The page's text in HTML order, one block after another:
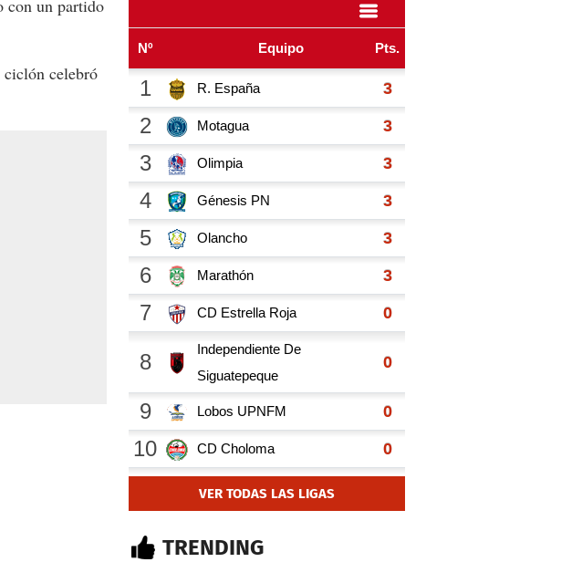
con un partido
celebró
VER TODAS LAS LIGAS
TRENDING